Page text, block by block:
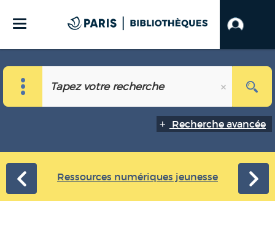
Recherche avancée
Ressources numériques jeunesse